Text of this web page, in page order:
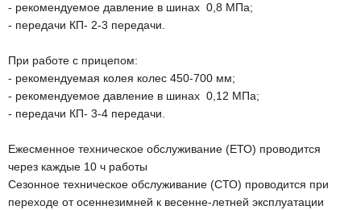
- рекомендуемое давление в шинах 0,8 МПа;
- передачи КП- 2-3 передачи.
При работе с прицепом:
- рекомендуемая колея колес 450-700 мм;
- рекомендуемое давление в шинах 0,12 МПа;
- передачи КП- 3-4 передачи.
Ежесменное техническое обслуживание (ЕТО) проводится
через каждые 10 ч работы
Сезонное техническое обслуживание (СТО) проводится при
переходе от осеннезимней к весенне-летней эксплуатации